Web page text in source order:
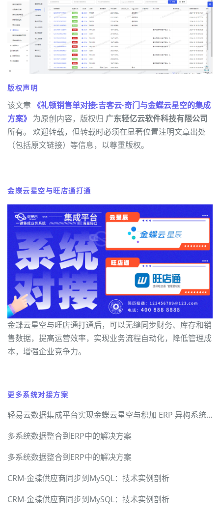
版权声明
该文章 《礼顿销售单对接:吉客云·奇门与金蝶云星空的集成
方案》 为原创内容，版权归 广东轻亿云软件科技有限公司
所有。 欢迎转载，但转载时必须在显著位置注明文章出处
（包括原文链接）等信息，以尊重版权。
金蝶云星空与旺店通打通
金蝶云星空与旺店通打通后，可以无缝同步财务、库存和销
售数据，提高运营效率，实现业务流程自动化，降低管理成
本，增强企业竞争力。
更多系统对接方案
轻易云数据集成平台实现金蝶云星空与积加 ERP 异构系统无缝对接
多系统数据整合到ERP中的解决方案
多系统数据整合到ERP中的解决方案
CRM-金蝶供应商同步到MySQL：技术实例剖析
CRM-金蝶供应商同步到MySQL：技术实例剖析